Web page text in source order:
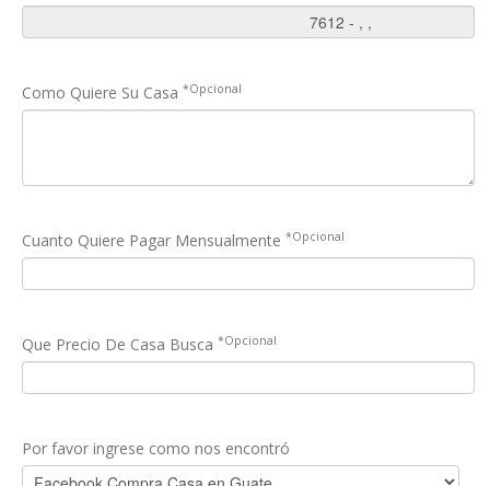
Como Quiere Su Casa *Opcional
Cuanto Quiere Pagar Mensualmente *Opcional
Que Precio De Casa Busca *Opcional
Por favor ingrese como nos encontró